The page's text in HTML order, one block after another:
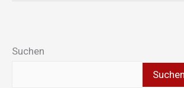
Suchen
Suchen